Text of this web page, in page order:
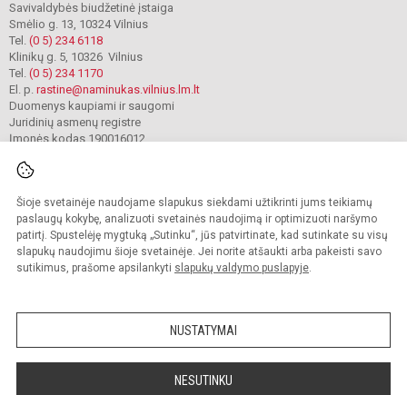
Šioje svetainėje naudojame slapukus siekdami užtikrinti jums teikiamų
paslaugų kokybę, analizuoti svetainės naudojimą ir optimizuoti naršymo
patirtį. Spustelėję mygtuką „Sutinku“, jūs patvirtinate, kad sutinkate su visų
slapukų naudojimu šioje svetainėje. Jei norite atšaukti arba pakeisti savo
sutikimus, prašome apsilankyti slapukų valdymo puslapyje.
NUSTATYMAI
NESUTINKU
Savivaldybės biudžetinė įstaiga
Smėlio g. 13, 10324 Vilnius
Tel. (0 5) 234 6118
Klinikų g. 5, 10326 Vilnius
Tel. (0 5) 234 1170
El. p. rastine@naminukas.vilnius.lm.lt
Duomenys kaupiami ir saugomi
Juridinių asmenų registre
Įmonės kodas 190016012
© 2022. Vilniaus lopšelis darželis Naminukas. Visos teisės saugomos.
Kopijuoti turinį be raštiško darželio administracijos sutikimo griežtai draudžiama.
Prieinamumo paraiška Slapukų valdymas
Sumanus būdas atnaujinti